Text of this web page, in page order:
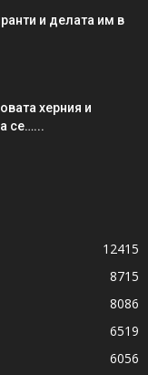
и делата им в
херния и
се…...
12415
8715
8086
6519
6056